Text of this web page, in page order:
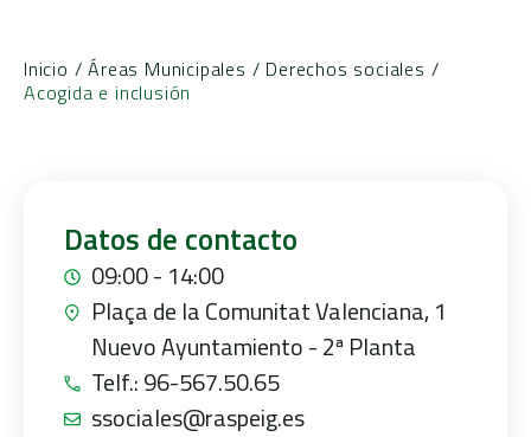
Inicio /Áreas Municipales / Derechos sociales /
Acogida e inclusión
Datos de contacto
09:00 - 14:00
Plaça de la Comunitat Valenciana, 1
Nuevo Ayuntamiento - 2ª Planta
Telf.: 96-567.50.65
ssociales@raspeig.es